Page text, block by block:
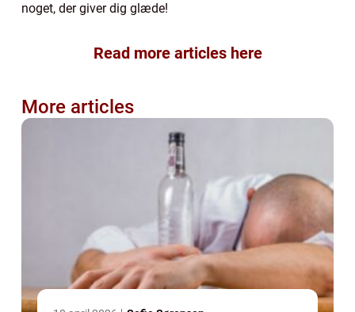
noget, der giver dig glæde!
Read more articles here
More articles